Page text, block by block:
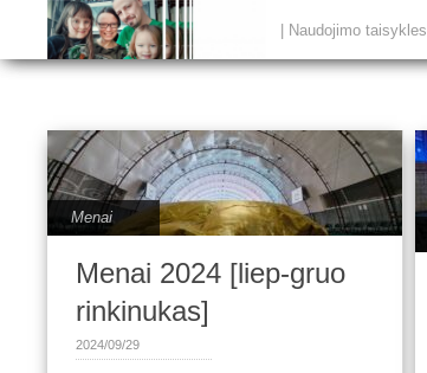
| Naudojimo taisykles
Menai
Menai 2024 [liep-gruo
rinkinukas]
2024/09/29